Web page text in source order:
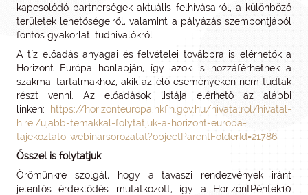
kapcsolódó partnerségek aktuális felhívásairól, a különböző
területek lehetőségeiről, valamint a pályázás szempontjából
fontos gyakorlati tudnivalókról.
A tíz előadás anyagai és felvételei továbbra is elérhetők a
Horizont Európa honlapján, így azok is hozzáférhetnek a
szakmai tartalmakhoz, akik az élő eseményeken nem tudtak
részt venni. Az előadások listája elérhető az alábbi
linken:
https://horizonteuropa.nkfih.gov.hu/hivatalrol/hivatal-
hirei/ujabb-temakkal-folytatjuk-a-horizont-europa-
tajekoztato-webinarsorozatat?objectParentFolderId=21786
Ősszel is folytatjuk
Örömünkre szolgál, hogy a tavaszi rendezvények iránt
jelentős érdeklődés mutatkozott, így a HorizontPéntek10